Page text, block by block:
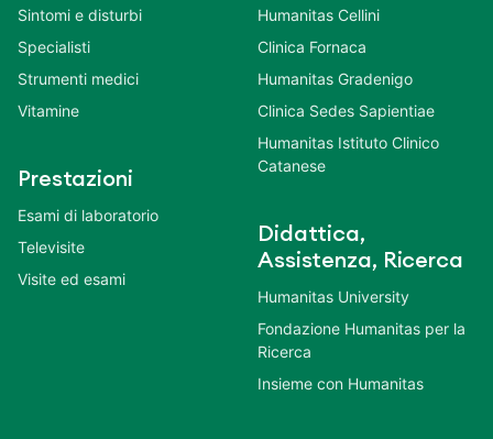
Sintomi e disturbi
Specialisti
Strumenti medici
Vitamine
Prestazioni
Esami di laboratorio
Televisite
Visite ed esami
Humanitas Cellini
Clinica Fornaca
Humanitas Gradenigo
Clinica Sedes Sapientiae
Humanitas Istituto Clinico
Catanese
Didattica,
Assistenza, Ricerca
Humanitas University
Fondazione Humanitas per la
Ricerca
Insieme con Humanitas